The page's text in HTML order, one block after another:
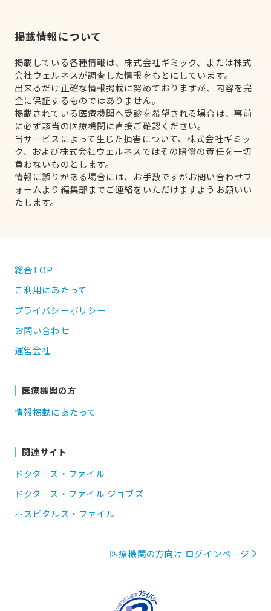
掲載情報について
掲載している各種情報は、株式会社ギミック、または株式
会社ウェルネスが調査した情報をもとにしています。
出来るだけ正確な情報掲載に努めておりますが、内容を完
全に保証するものではありません。
掲載されている医療機関へ受診を希望される場合は、事前
に必ず該当の医療機関に直接ご確認ください。
当サービスによって生じた損害について、株式会社ギミッ
ク、および株式会社ウェルネスではその賠償の責任を一切
負わないものとします。
情報に誤りがある場合には、お手数ですがお問い合わせフ
ォームより編集部までご連絡をいただけますようお願いい
たします。
総合TOP
ご利用にあたって
プライバシーポリシー
お問い合わせ
運営会社
医療機関の方
情報掲載にあたって
関連サイト
ドクターズ・ファイル
ドクターズ・ファイル ジョブズ
ホスピタルズ・ファイル
医療機関の方向け ログインページ